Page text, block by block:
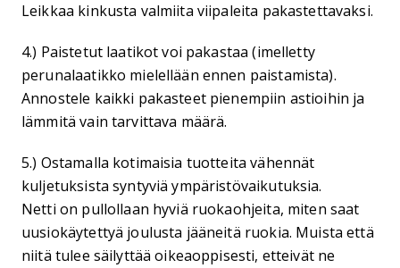
Leikkaa kinkusta valmiita viipaleita pakastettavaksi.
4.) Paistetut laatikot voi pakastaa (imelletty
perunalaatikko mielellään ennen paistamista).
Annostele kaikki pakasteet pienempiin astioihin ja
lämmitä vain tarvittava määrä.
5.) Ostamalla kotimaisia tuotteita vähennät
kuljetuksista syntyviä ympäristövaikutuksia.
Netti on pullollaan hyviä ruokaohjeita, miten saat
uusiokäytettyä joulusta jääneitä ruokia. Muista että
niitä tulee säilyttää oikeaoppisesti, etteivät ne